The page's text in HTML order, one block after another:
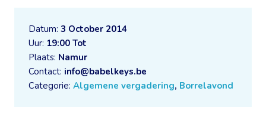
Datum: 3 October 2014
Uur: 19:00 Tot
Plaats: Namur
Contact: info@babelkeys.be
Categorie: Algemene vergadering, Borrelavond